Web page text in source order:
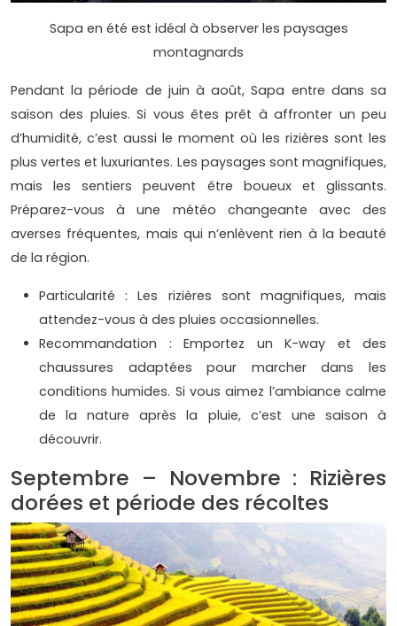
Sapa en été est idéal à observer les paysages
montagnards
Pendant la période de juin à août, Sapa entre dans sa
saison des pluies. Si vous êtes prêt à affronter un peu
d’humidité, c’est aussi le moment où les rizières sont les
plus vertes et luxuriantes. Les paysages sont magnifiques,
mais les sentiers peuvent être boueux et glissants.
Préparez-vous à une météo changeante avec des
averses fréquentes, mais qui n’enlèvent rien à la beauté
de la région.
Particularité : Les rizières sont magnifiques, mais
attendez-vous à des pluies occasionnelles.
Recommandation : Emportez un K-way et des
chaussures adaptées pour marcher dans les
conditions humides. Si vous aimez l’ambiance calme
de la nature après la pluie, c’est une saison à
découvrir.
Septembre – Novembre : Rizières
dorées et période des récoltes